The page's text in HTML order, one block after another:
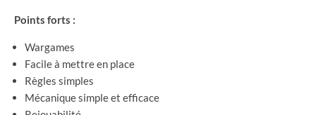
Points forts :
Wargames
Facile à mettre en place
Règles simples
Mécanique simple et efficace